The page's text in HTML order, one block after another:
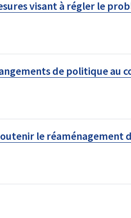
visant à régler le
de politique au
le réaménagement